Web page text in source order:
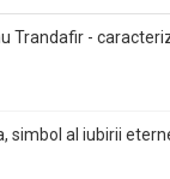
Trandafir -
simbol al iubirii